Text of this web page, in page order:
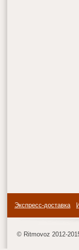
Экспресс-доставка
© Ritmovoz 2012-